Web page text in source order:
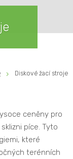
Diskové žací stroje
ceněny pro
píce. Tyto
které
terénních